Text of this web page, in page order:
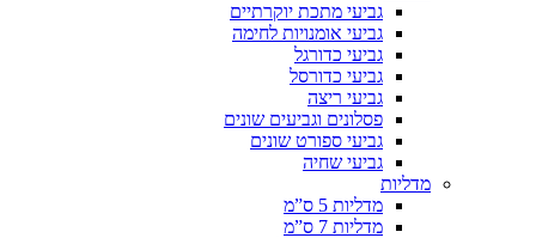
גביעי מתכת יוקרתיים
גביעי אומנויות לחימה
גביעי כדורגל
גביעי כדורסל
גביעי ריצה
פסלונים וגביעים שונים
גביעי ספורט שונים
גביעי שחיה
מדליות
מדליות 5 ס”מ
מדליות 7 ס”מ